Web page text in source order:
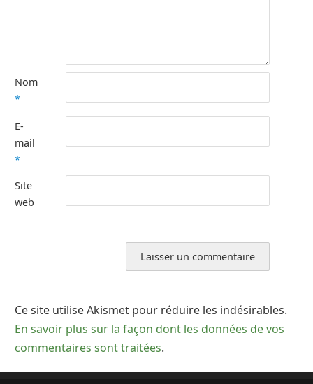
Nom
*
E-
mail
*
Site
web
Ce site utilise Akismet pour réduire les indésirables.
En savoir plus sur la façon dont les données de vos
commentaires sont traitées.